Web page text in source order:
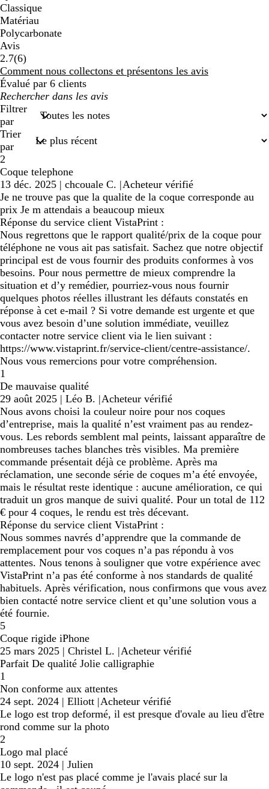
Classique
Matériau
Polycarbonate
Avis
2.7(66
avis
)
Comment nous collectons et présentons les avis
Évalué par 6 clients
Mes
recherches
saisies
Filtrer
par
Trier
par
2
Coque telephone
13 déc. 2025 | chcouale C. |Acheteur vérifié
Je ne trouve pas que la qualite de la coque corresponde au
prix Je m attendais a beaucoup mieux
Réponse du service client VistaPrint :
Nous regrettons que le rapport qualité/prix de la coque pour
téléphone ne vous ait pas satisfait. Sachez que notre objectif
principal est de vous fournir des produits conformes à vos
besoins. Pour nous permettre de mieux comprendre la
situation et d’y remédier, pourriez-vous nous fournir
quelques photos réelles illustrant les défauts constatés en
réponse à cet e-mail ? Si votre demande est urgente et que
vous avez besoin d’une solution immédiate, veuillez
contacter notre service client via le lien suivant :
https://www.vistaprint.fr/service-client/centre-assistance/.
Nous vous remercions pour votre compréhension.
1
De mauvaise qualité
29 août 2025 | Léo B. |Acheteur vérifié
Nous avons choisi la couleur noire pour nos coques
d’entreprise, mais la qualité n’est vraiment pas au rendez-
vous. Les rebords semblent mal peints, laissant apparaître de
nombreuses taches blanches très visibles. Ma première
commande présentait déjà ce problème. Après ma
réclamation, une seconde série de coques m’a été envoyée,
mais le résultat reste identique : aucune amélioration, ce qui
traduit un gros manque de suivi qualité. Pour un total de 112
€ pour 4 coques, le rendu est très décevant.
Réponse du service client VistaPrint :
Nous sommes navrés d’apprendre que la commande de
remplacement pour vos coques n’a pas répondu à vos
attentes. Nous tenons à souligner que votre expérience avec
VistaPrint n’a pas été conforme à nos standards de qualité
habituels. Après vérification, nous confirmons que vous avez
bien contacté notre service client et qu’une solution vous a
été fournie.
5
Coque rigide iPhone
25 mars 2025 | Christel L. |Acheteur vérifié
Parfait De qualité Jolie calligraphie
1
Non conforme aux attentes
24 sept. 2024 | Elliott |Acheteur vérifié
Le logo est trop deformé, il est presque d'ovale au lieu d'être
rond comme sur la photo
2
Logo mal placé
10 sept. 2024 | Julien
Le logo n'est pas placé comme je l'avais placé sur la